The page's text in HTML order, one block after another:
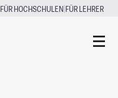
FÜR HOCHSCHULEN|FÜR LEHRER